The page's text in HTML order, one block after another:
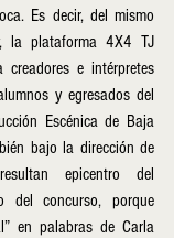
Es decir, del mismo
la plataforma 4X4 TJ
e intérpretes
y egresados del
Escénica de Baja
bajo la dirección de
epicentro del
del concurso, porque
en palabras de Carla